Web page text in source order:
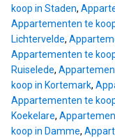
koop in Staden,
Appartementen te
Lichtervelde,
Appartementen te
Ruiselede,
koop in Kortemark,
Appartementen te
Koekelare,
koop in Damme,